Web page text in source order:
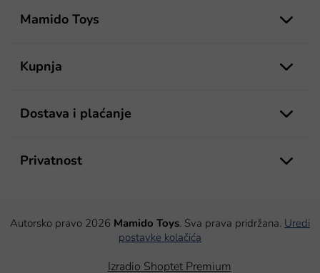
Mamido Toys
Kupnja
Dostava i plaćanje
Privatnost
Izradio Shoptet Premium
Autorsko pravo 2026 Mamido Toys. Sva prava pridržana. Uredi
postavke kolačića